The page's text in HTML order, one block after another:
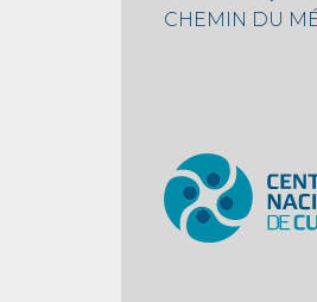
CHEMIN DU